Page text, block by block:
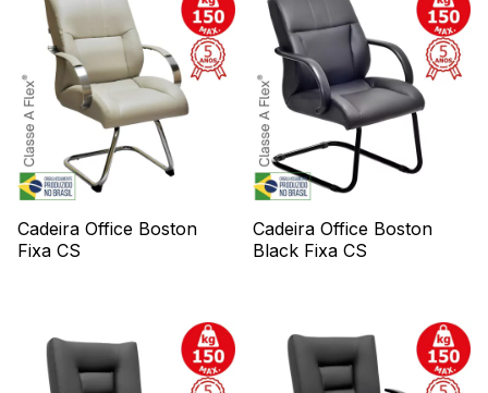
Cadeira Office Boston
Fixa CS
Cadeira Office Boston
Black Fixa CS